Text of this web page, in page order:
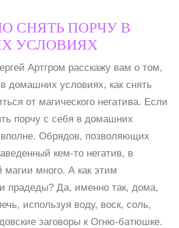
СНЯТЬ ПОРЧУ В
УСЛОВИЯХ
Артгром расскажу вам о том,
в домашних условиях, как снять
от магического негатива. Если
порчу с себя в домашних
Обрядов, позволяющих
кем-то негатив, в
магии много. А как этим
прадеды? Да, именно так, дома,
используя воду, воск, соль,
заговоры к Огню-батюшке.